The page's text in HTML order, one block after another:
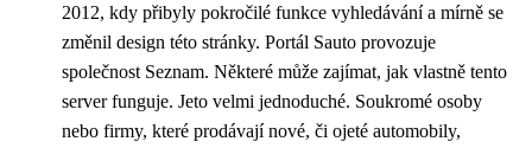
2012, kdy přibyly pokročilé funkce vyhledávání a mírně se
změnil design této stránky. Portál Sauto provozuje
společnost Seznam. Některé může zajímat, jak vlastně tento
server funguje. Jeto velmi jednoduché. Soukromé osoby
nebo firmy, které prodávají nové, či ojeté automobily,